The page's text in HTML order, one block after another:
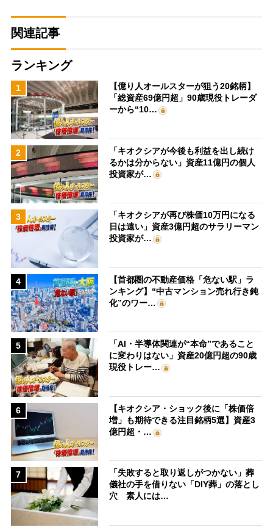
関連記事
ランキング
1
【億り人オールスターが狙う20銘柄】
「総資産69億円超」90歳現役トレーダ
ーから“10…
2
「キオクシアが今後も利益を出し続け
るかは分からない」資産11億円の個人
投資家が…
3
「キオクシアが再び株価10万円になる
日は遠い」資産3億円超のサラリーマン
投資家が…
4
【首都圏の不動産価格「危ない駅」ラ
ンキング】“中古マンション売れ行き鈍
化”のワー…
5
「AI・半導体関連が“本命”であること
に変わりはない」資産20億円超の90歳
現役トレー…
6
【キオクシア・ショック後に「株価倍
増」も期待できる注目銘柄5選】資産3
億円超・…
7
「失敗すると取り返しがつかない」葬
儀社の手を借りない「DIY葬」の落とし
穴 素人には…